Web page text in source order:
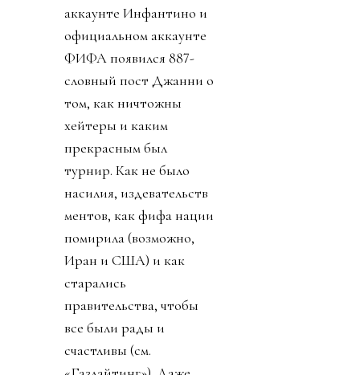
аккаунте Инфантино и
официальном аккаунте
ФИФА появился 887-
словный пост Джанни о
том, как ничтожны
хейтеры и каким
прекрасным был
турнир. Как не было
насилия, издевательств
ментов, как фифа нации
помирила (возможно,
Иран и США) и как
старались
правительства, чтобы
все были рады и
счастливы (см.